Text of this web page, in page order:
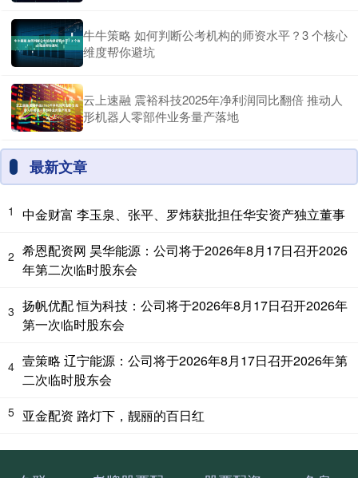
牛牛策略 如何判断公考机构的师资水平？3 个核心
维度帮你避坑
云上速融 震裕科技2025年净利润同比翻倍 推动人
形机器人零部件业务量产落地
最新文章
1 中金财富 李玉泉、张平、罗炜获批担任华安资产独立董事
2 希恩配资网 昊华能源：公司将于2026年8月17日召开2026
年第二次临时股东会
3 扬帆优配 恒为科技：公司将于2026年8月17日召开2026年
第一次临时股东会
4 壹策略 辽宁能源：公司将于2026年8月17日召开2026年第
二次临时股东会
5 亚金配资 路灯下，靓丽的百日红